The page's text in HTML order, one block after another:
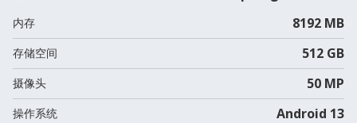
内存 8192 MB
存储空间 512 GB
摄像头 50 MP
操作系统 Android 13